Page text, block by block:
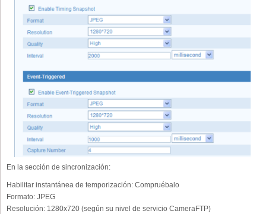
En la sección de sincronización:
Habilitar instantánea de temporización: Compruébalo
Formato: JPEG
Resolución: 1280x720 (según su nivel de servicio CameraFTP)